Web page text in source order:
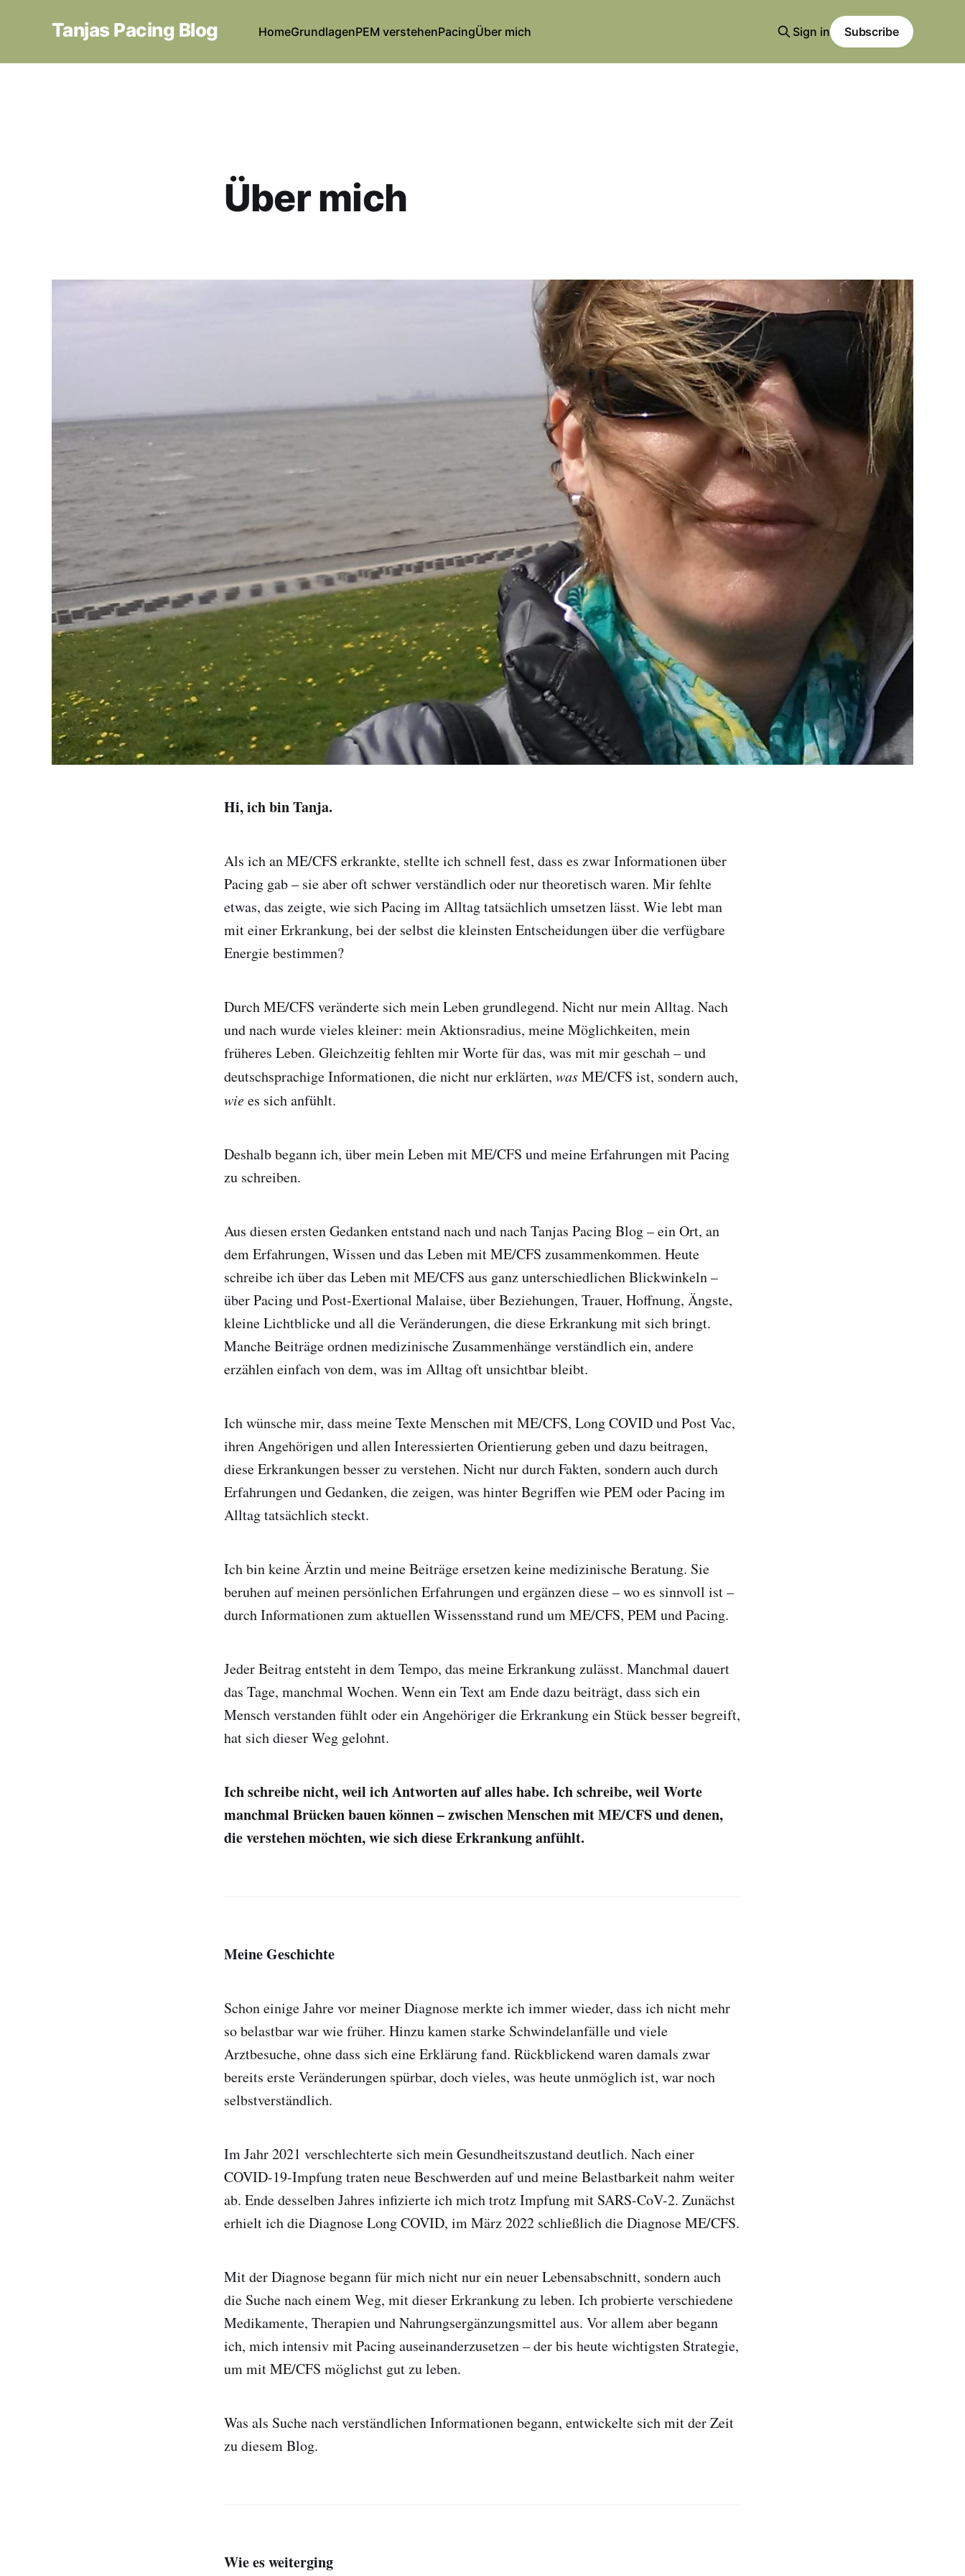
Tanjas Pacing Blog HomeGrundlagenPEM verstehenPacingÜber mich Sign in Subscribe
Über mich
Hi, ich bin Tanja.
Als ich an ME/CFS erkrankte, stellte ich schnell fest, dass es zwar Informationen über
Pacing gab – sie aber oft schwer verständlich oder nur theoretisch waren. Mir fehlte
etwas, das zeigte, wie sich Pacing im Alltag tatsächlich umsetzen lässt. Wie lebt man
mit einer Erkrankung, bei der selbst die kleinsten Entscheidungen über die verfügbare
Energie bestimmen?
Durch ME/CFS veränderte sich mein Leben grundlegend. Nicht nur mein Alltag. Nach
und nach wurde vieles kleiner: mein Aktionsradius, meine Möglichkeiten, mein
früheres Leben. Gleichzeitig fehlten mir Worte für das, was mit mir geschah – und
deutschsprachige Informationen, die nicht nur erklärten, wasME/CFS ist, sondern auch,
wiees sich anfühlt.
Deshalb begann ich, über mein Leben mit ME/CFS und meine Erfahrungen mit Pacing
zu schreiben.
Aus diesen ersten Gedanken entstand nach und nach Tanjas Pacing Blog – ein Ort, an
dem Erfahrungen, Wissen und das Leben mit ME/CFS zusammenkommen. Heute
schreibe ich über das Leben mit ME/CFS aus ganz unterschiedlichen Blickwinkeln –
über Pacing und Post-Exertional Malaise, über Beziehungen, Trauer, Hoffnung, Ängste,
kleine Lichtblicke und all die Veränderungen, die diese Erkrankung mit sich bringt.
Manche Beiträge ordnen medizinische Zusammenhänge verständlich ein, andere
erzählen einfach von dem, was im Alltag oft unsichtbar bleibt.
Ich wünsche mir, dass meine Texte Menschen mit ME/CFS, Long COVID und Post Vac,
ihren Angehörigen und allen Interessierten Orientierung geben und dazu beitragen,
diese Erkrankungen besser zu verstehen. Nicht nur durch Fakten, sondern auch durch
Erfahrungen und Gedanken, die zeigen, was hinter Begriffen wie PEM oder Pacing im
Alltag tatsächlich steckt.
Ich bin keine Ärztin und meine Beiträge ersetzen keine medizinische Beratung. Sie
beruhen auf meinen persönlichen Erfahrungen und ergänzen diese – wo es sinnvoll ist –
durch Informationen zum aktuellen Wissensstand rund um ME/CFS, PEM und Pacing.
Jeder Beitrag entsteht in dem Tempo, das meine Erkrankung zulässt. Manchmal dauert
das Tage, manchmal Wochen. Wenn ein Text am Ende dazu beiträgt, dass sich ein
Mensch verstanden fühlt oder ein Angehöriger die Erkrankung ein Stück besser begreift,
hat sich dieser Weg gelohnt.
Ich schreibe nicht, weil ich Antworten auf alles habe. Ich schreibe, weil Worte
manchmal Brücken bauen können – zwischen Menschen mit ME/CFS und denen,
die verstehen möchten, wie sich diese Erkrankung anfühlt.
Meine Geschichte
Schon einige Jahre vor meiner Diagnose merkte ich immer wieder, dass ich nicht mehr
so belastbar war wie früher. Hinzu kamen starke Schwindelanfälle und viele
Arztbesuche, ohne dass sich eine Erklärung fand. Rückblickend waren damals zwar
bereits erste Veränderungen spürbar, doch vieles, was heute unmöglich ist, war noch
selbstverständlich.
Im Jahr 2021 verschlechterte sich mein Gesundheitszustand deutlich. Nach einer
COVID-19-Impfung traten neue Beschwerden auf und meine Belastbarkeit nahm weiter
ab. Ende desselben Jahres infizierte ich mich trotz Impfung mit SARS-CoV-2. Zunächst
erhielt ich die Diagnose Long COVID, im März 2022 schließlich die Diagnose ME/CFS.
Mit der Diagnose begann für mich nicht nur ein neuer Lebensabschnitt, sondern auch
die Suche nach einem Weg, mit dieser Erkrankung zu leben. Ich probierte verschiedene
Medikamente, Therapien und Nahrungsergänzungsmittel aus. Vor allem aber begann
ich, mich intensiv mit Pacing auseinanderzusetzen – der bis heute wichtigsten Strategie,
um mit ME/CFS möglichst gut zu leben.
Was als Suche nach verständlichen Informationen begann, entwickelte sich mit der Zeit
zu diesem Blog.
Wie es weiterging